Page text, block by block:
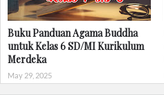
Buku Panduan Agama Buddha
untuk Kelas 6 SD/MI Kurikulum
Merdeka
May 29, 2025